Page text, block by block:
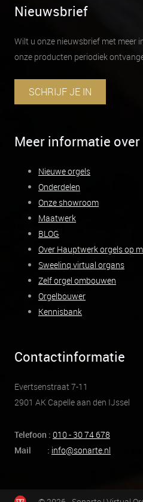
Nieuwsbrief
Wilt u onze nieuwsbrief met meer
onze producten periodiek
SCHRIJF JE IN
Meer informatie over
Nieuwe orgels
Onderdelen
Onze showroom
Maatwerk
BLOG
Over Hauptwerk orgels op
Sweelinq virtual organs
Zelf orgel ombouwen
Orgelbouwer
Kennisbank
Contactinformatie
Evertsenstraat 7-11
2901 AK Capelle aan den IJssel
Telefoon : 010 - 30 74 678
Mail : info@sonarte.nl